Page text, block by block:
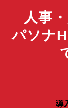
人事
パソナ
導